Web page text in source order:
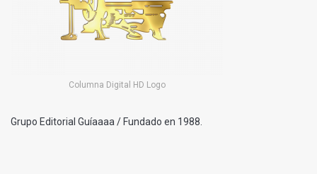
Columna Digital HD Logo
Grupo Editorial Guíaaaa / Fundado en 1988.